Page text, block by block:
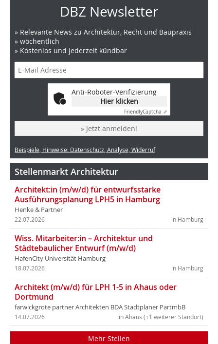
DBZ Newsletter
» Relevante News zu Architektur, Recht und Baupraxis
» wöchentlich
» Kostenlos und jederzeit kündbar
Anti-Roboter-Verifizierung
Hier klicken
FriendlyCaptcha ⇗
» Jetzt anmelden!
Beispiele, Hinweise: Datenschutz, Analyse, Widerruf
Stellenmarkt Architektur
Architekt:in (m/w/d) für entwurfsstarke
Ausführungsplanung LPH5 in Hamburg
Henke & Partner
in Hamburg
22.07.2026
Wiss. Mitarbeiter:in – Architektur und
Städtebaulicher Entwurf (m/w/d)
HafenCity Universität Hamburg
in Hamburg
18.07.2026
Architekt (m/w/d) für LPH 1-5 in Ahaus oder
Dortmund
farwickgrote partner Architekten BDA Stadtplaner PartmbB
in Ahaus (+1 weiterer Standort)
14.07.2026
Mehr Stellen